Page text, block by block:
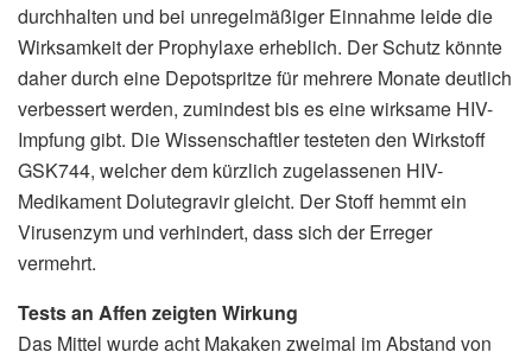
durchhalten und bei unregelmäßiger Einnahme leide die
Wirksamkeit der Prophylaxe erheblich. Der Schutz könnte
daher durch eine Depotspritze für mehrere Monate deutlich
verbessert werden, zumindest bis es eine wirksame HIV-
Impfung gibt. Die Wissenschaftler testeten den Wirkstoff
GSK744, welcher dem kürzlich zugelassenen HIV-
Medikament Dolutegravir gleicht. Der Stoff hemmt ein
Virusenzym und verhindert, dass sich der Erreger
vermehrt.
Tests an Affen zeigten Wirkung
Das Mittel wurde acht Makaken zweimal im Abstand von